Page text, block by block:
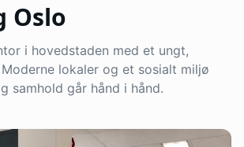
Oslo
i hovedstaden med et ungt,
lokaler og et sosialt miljø
samhold går hånd i hånd.